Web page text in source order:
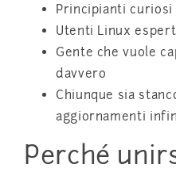
Principianti curiosi
Utenti Linux
Gente che vuole
davvero
Chiunque sia
aggiornamenti
Perché